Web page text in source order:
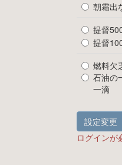
朝霜出
提督
提督
燃料欠
石油の
一滴
設定変更
ログインが